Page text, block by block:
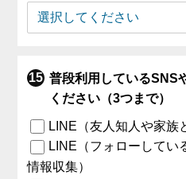
普段利用しているSNS
ください（3つまで）
LINE（友人知人や家族
LINE（フォローしてい
情報収集）